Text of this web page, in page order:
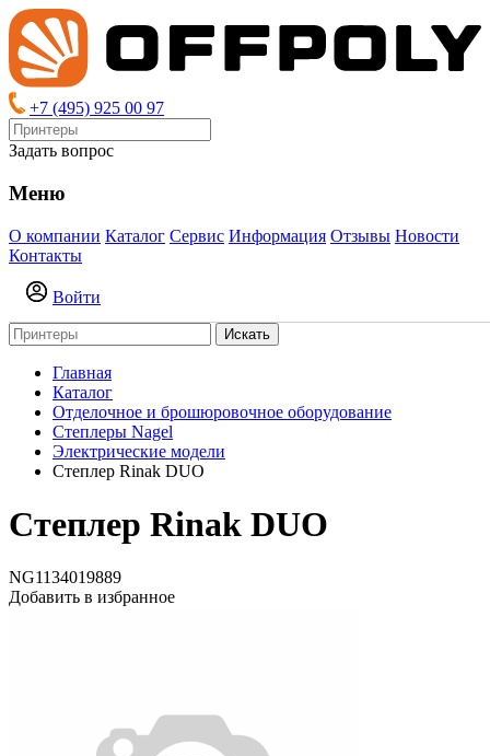
+7 (495) 925 00 97
Задать вопрос
Меню
О компании Каталог Сервис Информация Отзывы Новости
Контакты
Войти
Искать
Главная
Каталог
Отделочное и брошюровочное оборудование
Степлеры Nagel
Электрические модели
Степлер Rinak DUO
Степлер Rinak DUO
NG1134019889
Добавить в избранное